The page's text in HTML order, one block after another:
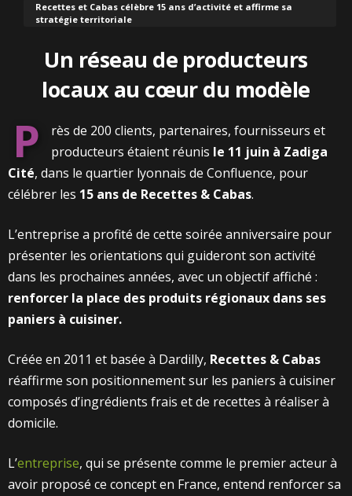
Recettes et Cabas célèbre 15 ans d’activité et affirme sa
stratégie territoriale
Un réseau de producteurs
locaux au cœur du modèle
P
rès de 200 clients, partenaires, fournisseurs et
producteurs étaient réunis le 11 juin à Zadiga
Cité, dans le quartier lyonnais de Confluence, pour
célébrer les 15 ans de Recettes & Cabas.
L’entreprise a profité de cette soirée anniversaire pour
présenter les orientations qui guideront son activité
dans les prochaines années, avec un objectif affiché :
renforcer la place des produits régionaux dans ses
paniers à cuisiner.
Créée en 2011 et basée à Dardilly, Recettes & Cabas
réaffirme son positionnement sur les paniers à cuisiner
composés d’ingrédients frais et de recettes à réaliser à
domicile.
L’entreprise, qui se présente comme le premier acteur à
avoir proposé ce concept en France, entend renforcer sa